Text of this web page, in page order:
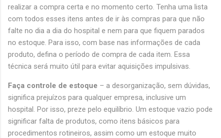
realizar a compra certa e no momento certo. Tenha uma lista
com todos esses itens antes de ir às compras para que não
falte no dia a dia do hospital e nem para que fiquem parados
no estoque. Para isso, com base nas informações de cada
produto, defina o período de compra de cada item. Essa
técnica será muito útil para evitar aquisições impulsivas.
Faça controle de estoque – a desorganização, sem dúvidas,
significa prejuízos para qualquer empresa, inclusive um
hospital. Por isso, preze pelo equilíbrio. Um estoque vazio pode
significar falta de produtos, como itens básicos para
procedimentos rotineiros, assim como um estoque muito